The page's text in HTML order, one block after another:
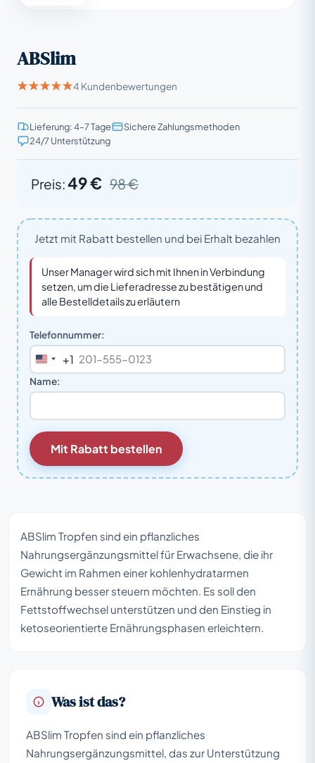
ABSlim
4 Kundenbewertungen
Lieferung: 4–7 Tage
Sichere Zahlungsmethoden
24/7 Unterstützung
Preis:49 € 98 €
Jetzt mit Rabatt bestellen und bei Erhalt bezahlen
Unser Manager wird sich mit Ihnen in Verbindung
setzen, um die Lieferadresse zu bestätigen und
alle Bestelldetails zu erläutern
Telefonnummer:
United
States
+1
Name:
Mit Rabatt bestellen
ABSlim Tropfen sind ein pflanzliches
Nahrungsergänzungsmittel für Erwachsene, die ihr
Gewicht im Rahmen einer kohlenhydratarmen
Ernährung besser steuern möchten. Es soll den
Fettstoffwechsel unterstützen und den Einstieg in
ketoseorientierte Ernährungsphasen erleichtern.
Was ist das?
ABSlim Tropfen sind ein pflanzliches
Nahrungsergänzungsmittel, das zur Unterstützung